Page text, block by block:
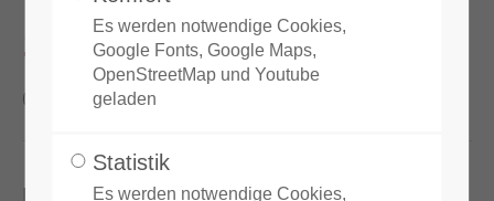
Anmelden
Register|Lost your password?
1. TKD-Lehrgang TTVF 2025
06. Apr, 2025
Lehrgang in Grettstadt April 2025
Es werden notwendige Cookies,
Google Fonts, Google Maps,
OpenStreetMap und Youtube
geladen
Statistik
Es werden notwendige Cookies,